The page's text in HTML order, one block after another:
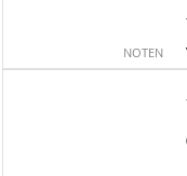
NOTEN